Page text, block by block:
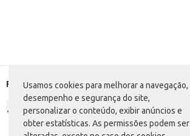
Usamos cookies para melhorar a navegação,
desempenho e segurança do site,
personalizar o conteúdo, exibir anúncios e
obter estatísticas. As permissões podem ser
Formas de pagamento